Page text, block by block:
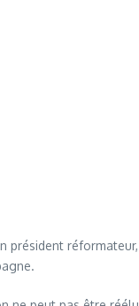
président